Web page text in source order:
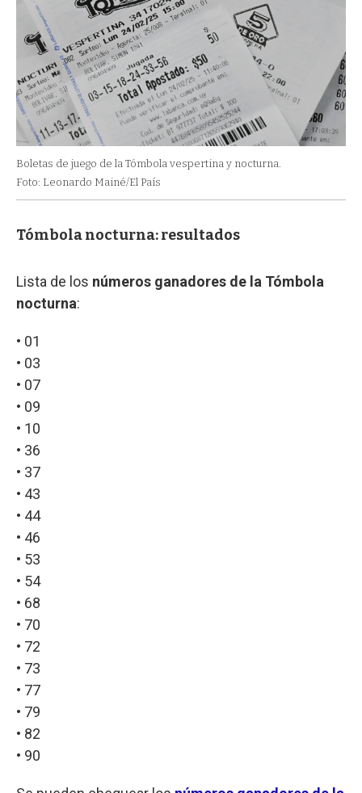
Boletas de juego de la Tómbola vespertina y nocturna.
Foto: Leonardo Mainé/El País
Tómbola nocturna: resultados
Lista de los números ganadores de la Tómbola
nocturna:
• 01
• 03
• 07
• 09
• 10
• 36
• 37
• 43
• 44
• 46
• 53
• 54
• 68
• 70
• 72
• 73
• 77
• 79
• 82
• 90